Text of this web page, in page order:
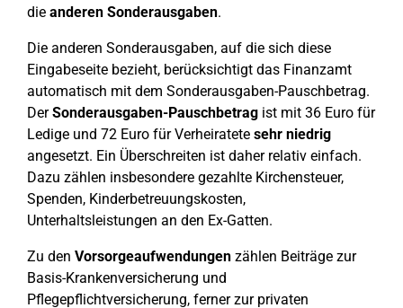
die anderen Sonderausgaben.
Die anderen Sonderausgaben, auf die sich diese
Eingabeseite bezieht, berücksichtigt das Finanzamt
automatisch mit dem Sonderausgaben-Pauschbetrag.
DerSonderausgaben-Pauschbetrag ist mit 36 Euro für
Ledige und 72 Euro für Verheiratete sehr niedrig
angesetzt. Ein Überschreiten ist daher relativ einfach.
Dazu zählen insbesondere gezahlte Kirchensteuer,
Spenden, Kinderbetreuungskosten,
Unterhaltsleistungen an den Ex-Gatten.
Zu den Vorsorgeaufwendungen zählen Beiträge zur
Basis-Krankenversicherung und
Pflegepflichtversicherung, ferner zur privaten